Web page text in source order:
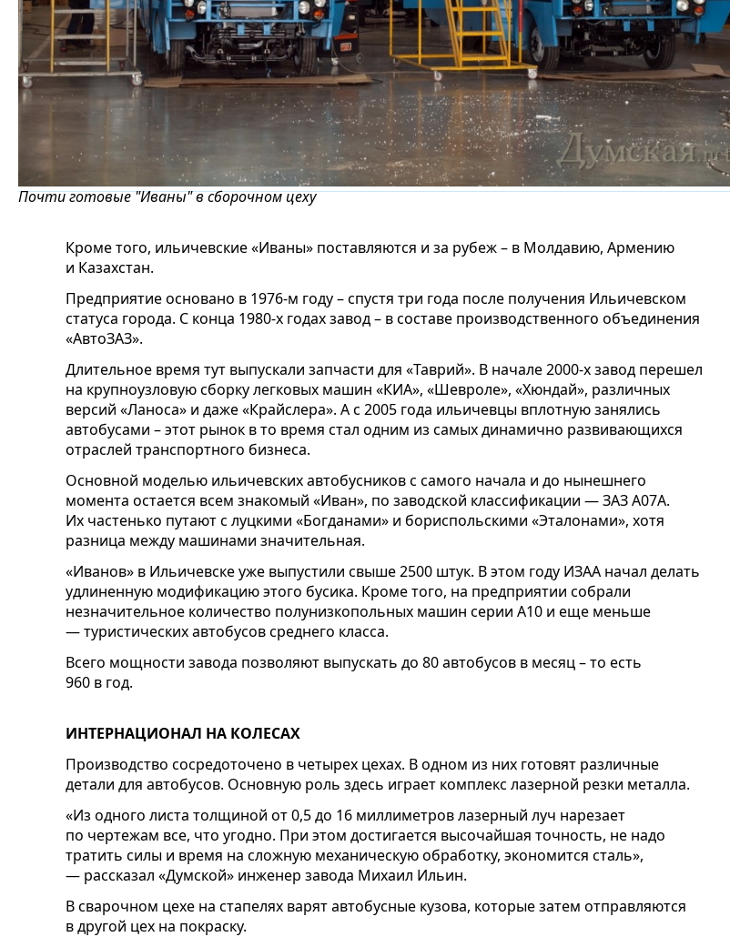
Почти готовые "Иваны" в сборочном цеху
Кроме того, ильичевские «Иваны» поставляются и за рубеж – в Молдавию, Армению
и Казахстан.
Предприятие основано в 1976-м году – спустя три года после получения Ильичевском
статуса города. С конца 1980-х годах завод – в составе производственного объединения
«АвтоЗАЗ».
Длительное время тут выпускали запчасти для «Таврий». В начале 2000-х завод перешел
на крупноузловую сборку легковых машин «КИА», «Шевроле», «Хюндай», различных
версий «Ланоса» и даже «Крайслера». А с 2005 года ильичевцы вплотную занялись
автобусами – этот рынок в то время стал одним из самых динамично развивающихся
отраслей транспортного бизнеса.
Основной моделью ильичевских автобусников с самого начала и до нынешнего
момента остается всем знакомый «Иван», по заводской классификации — ЗАЗ А07А.
Их частенько путают с луцкими «Богданами» и бориспольскими «Эталонами», хотя
разница между машинами значительная.
«Иванов» в Ильичевске уже выпустили свыше 2500 штук. В этом году ИЗАА начал делать
удлиненную модификацию этого бусика. Кроме того, на предприятии собрали
незначительное количество полунизкопольных машин серии А10 и еще меньше
— туристических автобусов среднего класса.
Всего мощности завода позволяют выпускать до 80 автобусов в месяц – то есть
960 в год.
ИНТЕРНАЦИОНАЛ НА КОЛЕСАХ
Производство сосредоточено в четырех цехах. В одном из них готовят различные
детали для автобусов. Основную роль здесь играет комплекс лазерной резки металла.
«Из одного листа толщиной от 0,5 до 16 миллиметров лазерный луч нарезает
по чертежам все, что угодно. При этом достигается высочайшая точность, не надо
тратить силы и время на сложную механическую обработку, экономится сталь»,
— рассказал «Думской» инженер завода Михаил Ильин.
В сварочном цехе на стапелях варят автобусные кузова, которые затем отправляются
в другой цех на покраску.